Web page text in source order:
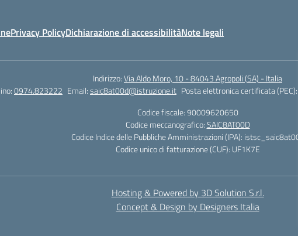
Privacy PolicyDichiarazione di accessibilitàNote legali
Indirizzo:Via Aldo Moro, 10 - 84043 Agropoli (SA) - Italia
0974.823222 Email:saic8at00d@istruzione.it Posta elettronica certificata (PEC):
Codice fiscale: 90009620650
Codice meccanografico:SAIC8AT00D
Codice Indice delle Pubbliche Amministrazioni (IPA):
Codice unico di fatturazione (CUF): UF1K7E
Hosting & Powered by 3D Solution S.r.l.
Concept & Design by Designers Italia